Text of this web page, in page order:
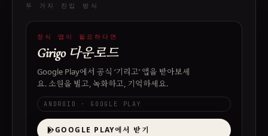
두 가지 진입 방식
정식 앱이 필요하다면
Girigo 다운로드
Google Play에서 공식 ‘기리고’ 앱을 받아보세
요. 소원을 빌고, 녹화하고, 기억하세요.
ANDROID · GOOGLE PLAY
GOOGLE PLAY에서 받기